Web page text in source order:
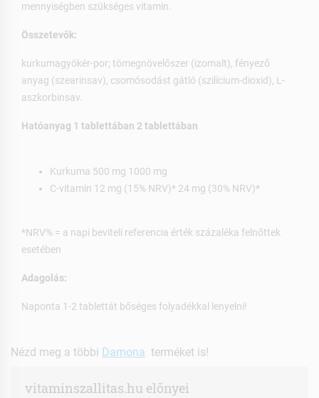
mennyiségben szükséges vitamin.
Összetevők:
kurkumagyökér-por; tömegnövelőszer (izomalt), fényező
anyag (szearinsav), csomósodást gátló (szilícium-dioxid), L-
aszkorbinsav.
Hatóanyag 1 tablettában 2 tablettában
Kurkuma 500 mg 1000 mg
C-vitamin 12 mg (15% NRV)* 24 mg (30% NRV)*
*NRV% = a napi beviteli referencia érték százaléka felnőttek
esetében
Adagolás:
Naponta 1-2 tablettát bőséges folyadékkal lenyelni!
Nézd meg a többi Damona terméket is!
vitaminszallitas.hu előnyei